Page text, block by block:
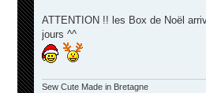
ATTENTION !! les Box de Noël
jours ^^
Sew Cute Made in Bretagne